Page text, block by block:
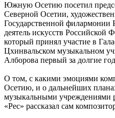
Южную Осетию посетил
Северной Осетии,
Государственной
деятель искусств Российской
который принял участие в
Цхинвальском музыкальном
Алборова первый за долгие
О том, с какими эмоциями
Осетию, и о дальнейших
музыкальными учреждениями
«Рес» рассказал сам